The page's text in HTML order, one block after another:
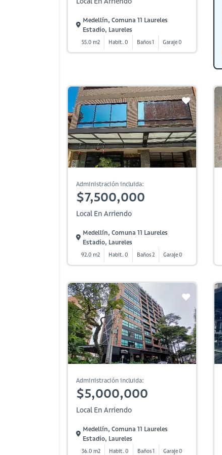
Medellín, Comuna 11 Laureles
Estadio, Laureles
55.0 m2 Habit. 0 Baños 1 Garaje 0
Administración incluida:
$7,500,000
Local En Arriendo
Medellín, Comuna 11 Laureles
Estadio, Laureles
92.0 m2 Habit. 0 Baños 2 Garaje 0
Administración incluida:
$5,000,000
Local En Arriendo
Medellín, Comuna 11 Laureles
Estadio, Laureles
36.0 m2 Habit. 0 Baños 1 Garaje 0